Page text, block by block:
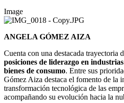
Image
ANGELA GÓMEZ AIZA
Cuenta con una destacada trayectoria
posiciones de liderazgo en
bienes de consumo. Entre sus
Gómez Aiza destaca el fomento de la
transformación tecnológica de las
acompañando su evolución hacia la